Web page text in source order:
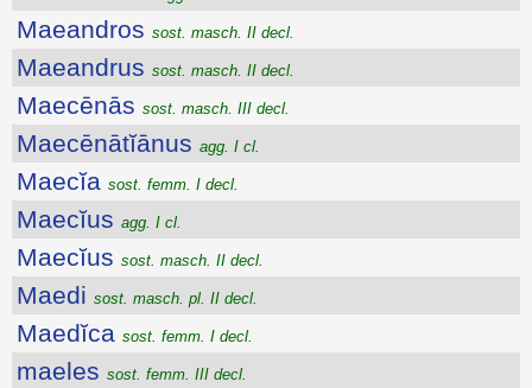
Maeandros sost. masch. II decl.
Maeandrus sost. masch. II decl.
Maecēnās sost. masch. III decl.
Maecēnātĭānus agg. I cl.
Maecĭa sost. femm. I decl.
Maecĭus agg. I cl.
Maecĭus sost. masch. II decl.
Maedi sost. masch. pl. II decl.
Maedĭca sost. femm. I decl.
maeles sost. femm. III decl.